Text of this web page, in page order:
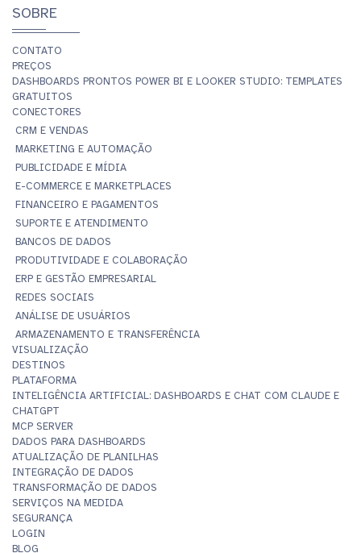
SOBRE
CONTATO
PREÇOS
DASHBOARDS PRONTOS POWER BI E LOOKER STUDIO: TEMPLATES
GRATUITOS
CONECTORES
CRM E VENDAS
MARKETING E AUTOMAÇÃO
PUBLICIDADE E MÍDIA
E-COMMERCE E MARKETPLACES
FINANCEIRO E PAGAMENTOS
SUPORTE E ATENDIMENTO
BANCOS DE DADOS
PRODUTIVIDADE E COLABORAÇÃO
ERP E GESTÃO EMPRESARIAL
REDES SOCIAIS
ANÁLISE DE USUÁRIOS
ARMAZENAMENTO E TRANSFERÊNCIA
VISUALIZAÇÃO
DESTINOS
PLATAFORMA
INTELIGÊNCIA ARTIFICIAL: DASHBOARDS E CHAT COM CLAUDE E
CHATGPT
MCP SERVER
DADOS PARA DASHBOARDS
ATUALIZAÇÃO DE PLANILHAS
INTEGRAÇÃO DE DADOS
TRANSFORMAÇÃO DE DADOS
SERVIÇOS NA MEDIDA
SEGURANÇA
LOGIN
BLOG